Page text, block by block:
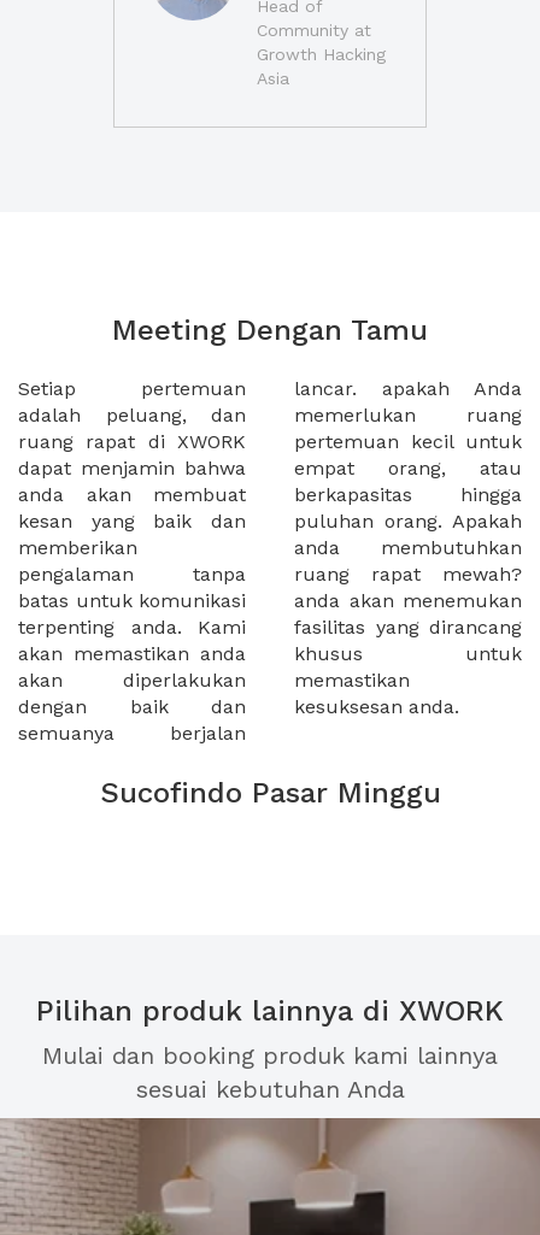
Head of
Community at
Growth Hacking
Asia
Meeting Dengan Tamu
Setiap pertemuan
adalah peluang, dan
ruang rapat di XWORK
dapat menjamin bahwa
anda akan membuat
kesan yang baik dan
memberikan
pengalaman tanpa
batas untuk komunikasi
terpenting anda. Kami
akan memastikan anda
akan diperlakukan
dengan baik dan
semuanya berjalan
lancar. apakah Anda
memerlukan ruang
pertemuan kecil untuk
empat orang, atau
berkapasitas hingga
puluhan orang. Apakah
anda membutuhkan
ruang rapat mewah?
anda akan menemukan
fasilitas yang dirancang
khusus untuk
memastikan
kesuksesan anda.
Sucofindo Pasar Minggu
Pilihan produk lainnya di XWORK
Mulai dan booking produk kami lainnya
sesuai kebutuhan Anda